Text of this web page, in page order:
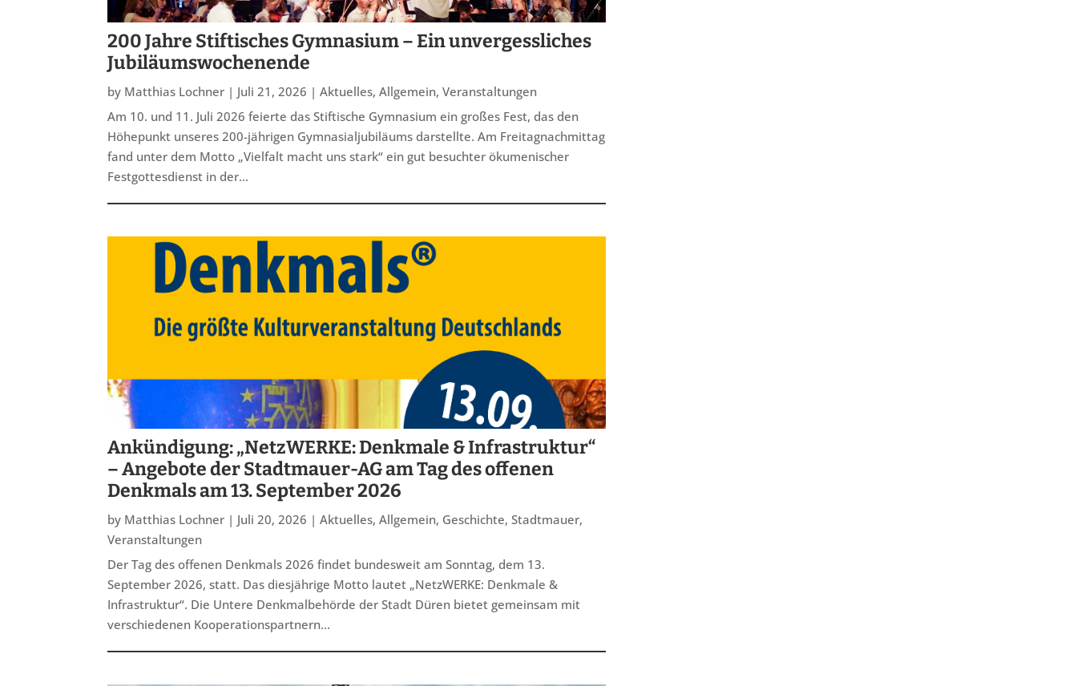
200 Jahre Stiftisches Gymnasium – Ein unvergessliches
Jubiläumswochenende
by Matthias Lochner | Juli 21, 2026 |Aktuelles,Allgemein,Veranstaltungen
Am 10. und 11. Juli 2026 feierte das Stiftische Gymnasium ein großes Fest, das den
Höhepunkt unseres 200-jährigen Gymnasialjubiläums darstellte. Am Freitagnachmittag
fand unter dem Motto „Vielfalt macht uns stark“ ein gut besuchter ökumenischer
Festgottesdienst in der...
Ankündigung: „NetzWERKE: Denkmale & Infrastruktur“
– Angebote der Stadtmauer-AG am Tag des offenen
Denkmals am 13. September 2026
by Matthias Lochner | Juli 20, 2026 |Aktuelles,Allgemein, Geschichte,Stadtmauer,
Veranstaltungen
Der Tag des offenen Denkmals 2026 findet bundesweit am Sonntag, dem 13.
September 2026, statt. Das diesjährige Motto lautet „NetzWERKE: Denkmale &
Infrastruktur“. Die Untere Denkmalbehörde der Stadt Düren bietet gemeinsam mit
verschiedenen Kooperationspartnern...